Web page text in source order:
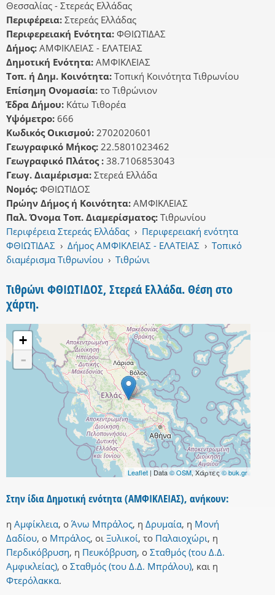
Θεσσαλίας - Στερεάς Ελλάδας
Περιφέρεια: Στερεάς Ελλάδας
Περιφερειακή Ενότητα: ΦΘΙΩΤΙΔΑΣ
Δήμος: ΑΜΦΙΚΛΕΙΑΣ - ΕΛΑΤΕΙΑΣ
Δημοτική Ενότητα: ΑΜΦΙΚΛΕΙΑΣ
Τοπ. ή Δημ. Κοινότητα: Τοπική Κοινότητα Τιθρωνίου
Επίσημη Ονομασία: το Τιθρώνιον
Έδρα Δήμου: Κάτω Τιθορέα
Υψόμετρο: 666
Κωδικός Οικισμού: 2702020601
Γεωγραφικό Μήκος: 22.5801023462
Γεωγραφικό Πλάτος : 38.7106853043
Γεωγ. Διαμέρισμα: Στερεά Ελλάδα
Νομός: ΦΘΙΩΤΙΔΟΣ
Πρώην Δήμος ή Κοινότητα: ΑΜΦΙΚΛΕΙΑΣ
Παλ. Όνομα Τοπ. Διαμερίσματος: Τιθρωνίου
Περιφέρεια Στερεάς Ελλάδας › Περιφερειακή ενότητα
ΦΘΙΩΤΙΔΑΣ › Δήμος ΑΜΦΙΚΛΕΙΑΣ - ΕΛΑΤΕΙΑΣ › Τοπικό
διαμέρισμα Τιθρωνίου › Τιθρώνι
Τιθρώνι ΦΘΙΩΤΙΔΟΣ, Στερεά Ελλάδα. Θέση στο
χάρτη.
+
-
Leaflet | Data© OSM, Χάρτες© buk.gr
Στην ίδια Δημοτική ενότητα (ΑΜΦΙΚΛΕΙΑΣ), ανήκουν:
η Αμφίκλεια, ο Άνω Μπράλος, η Δρυμαία, η Μονή
Δαδίου, ο Μπράλος, οι Ξυλικοί, το Παλαιοχώρι, η
Περδικόβρυση, η Πευκόβρυση, ο Σταθμός (του Δ.Δ.
Αμφικλείας), ο Σταθμός (του Δ.Δ. Μπράλου), και η
Φτερόλακκα.